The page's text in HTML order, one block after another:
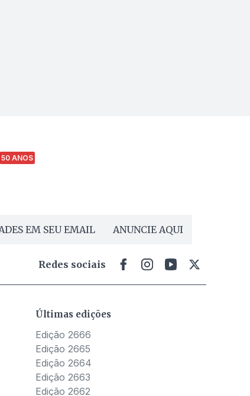
50 ANOS
EM SEU EMAIL ANUNCIE AQUI
Redes sociais
Últimas edições
Edição 2666
Edição 2665
Edição 2664
Edição 2663
Edição 2662